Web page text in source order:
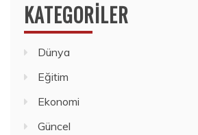
KATEGORILER
Dünya
Eğitim
Ekonomi
Güncel